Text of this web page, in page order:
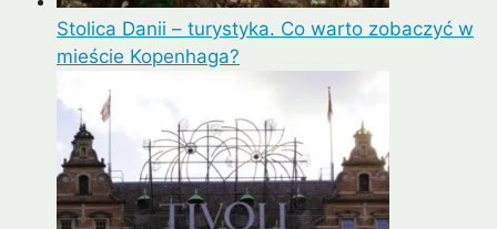
Stolica Danii – turystyka. Co warto zobaczyć w
mieście Kopenhaga?